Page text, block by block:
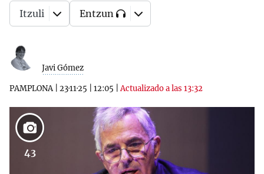
Javi Gómez
PAMPLONA| 23·11·25 12:05 |Actualizado a las 13:32
Itzuli Entzun
43